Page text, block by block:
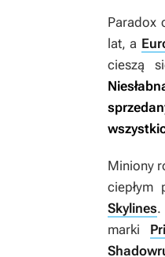
Paradox
lat, a
cieszą
Miniony
ciepłym
Skylines.
marki